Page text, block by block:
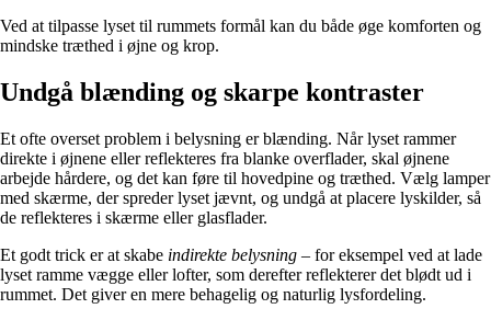
Ved at tilpasse lyset til rummets formål kan du både øge komforten og
mindske træthed i øjne og krop.
Undgå blænding og skarpe kontraster
Et ofte overset problem i belysning er blænding. Når lyset rammer
direkte i øjnene eller reflekteres fra blanke overflader, skal øjnene
arbejde hårdere, og det kan føre til hovedpine og træthed. Vælg lamper
med skærme, der spreder lyset jævnt, og undgå at placere lyskilder, så
de reflekteres i skærme eller glasflader.
Et godt trick er at skabe indirekte belysning – for eksempel ved at lade
lyset ramme vægge eller lofter, som derefter reflekterer det blødt ud i
rummet. Det giver en mere behagelig og naturlig lysfordeling.